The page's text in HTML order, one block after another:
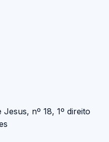
nº 18, 1º direito